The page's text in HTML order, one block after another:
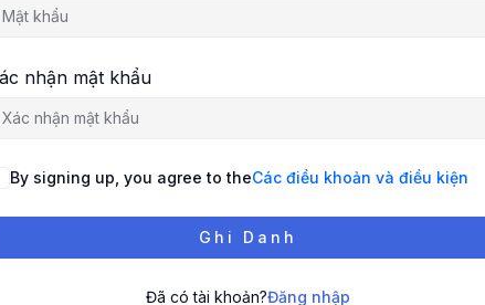
nhận mật khẩu
By signing up, you agree to theCác điều khoản và điều kiện
Ghi Danh
Đã có tài khoản?Đăng nhập